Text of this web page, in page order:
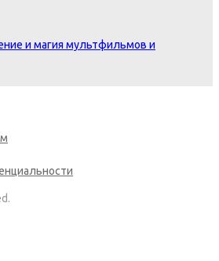
и магия мультфильмов и